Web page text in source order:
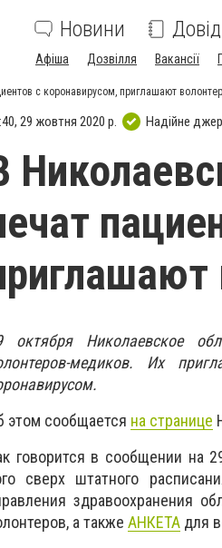
Новини
Афіша Дозвілля Вакансії
с коронавирусом, приглашают
29 жовтня 2020 р. Надійне
октября Николаевское
медиков. Их
этом сообщается на странице
говорится в сообщении на
сверх штатного
здравоохранения
а также АНКЕТА для